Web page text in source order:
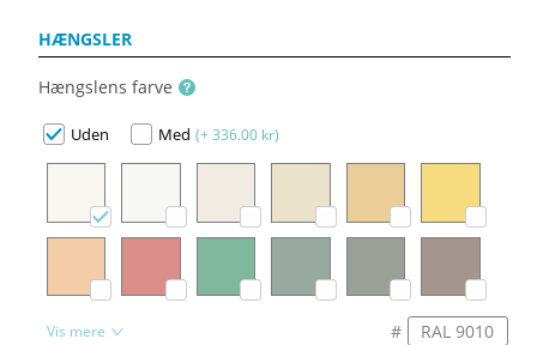
HÆNGSLER
Hængslens farve
Uden Med (+ 336.00 kr)
Vis mere #